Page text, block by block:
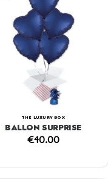
THE LUXURY BOX
BALLON SURPRISE
€40.00